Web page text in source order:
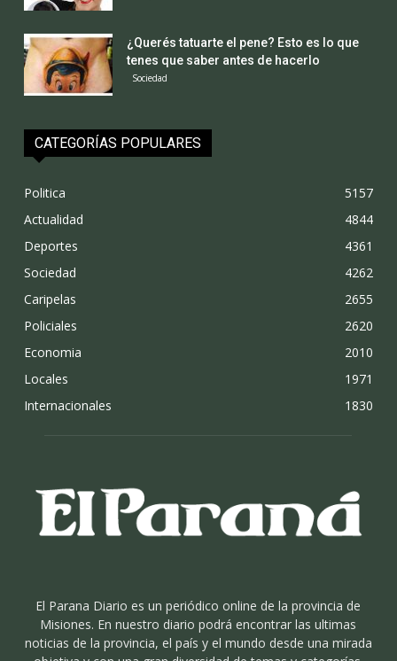
¿Querés tatuarte el pene? Esto es lo que
tenes que saber antes de hacerlo
Sociedad
CATEGORÍAS POPULARES
Politica
5157
Actualidad
4844
Deportes
4361
Sociedad
4262
Caripelas
2655
Policiales
2620
Economia
2010
Locales
1971
Internacionales
1830
El Parana Diario es un periódico online de la provincia de
Misiones. En nuestro diario podrá encontrar las ultimas
noticias de la provincia, el país y el mundo desde una mirada